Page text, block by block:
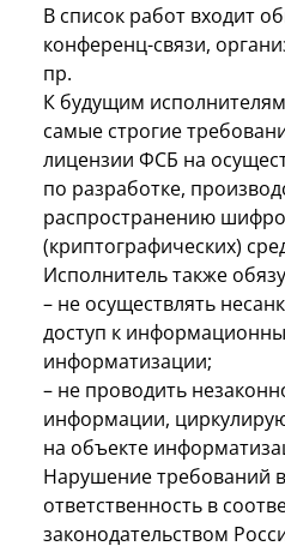
В список работ входит
конференц-связи,
пр.
К будущим
самые строгие
лицензии ФСБ на
по разработке,
распространению
(криптографических)
Исполнитель также
– не осуществлять
доступ к
информатизации;
– не проводить
информации,
на объекте
Нарушение требований
ответственность в
законодательством